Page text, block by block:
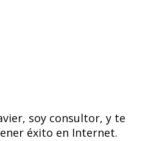
soy consultor, y te
éxito en Internet.